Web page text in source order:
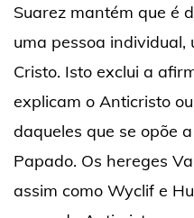
Suarez mantém que é
uma pessoa individual,
Cristo. Isto exclui a
explicam o Anticristo
daqueles que se opõe
Papado. Os hereges
assim como Wyclif e